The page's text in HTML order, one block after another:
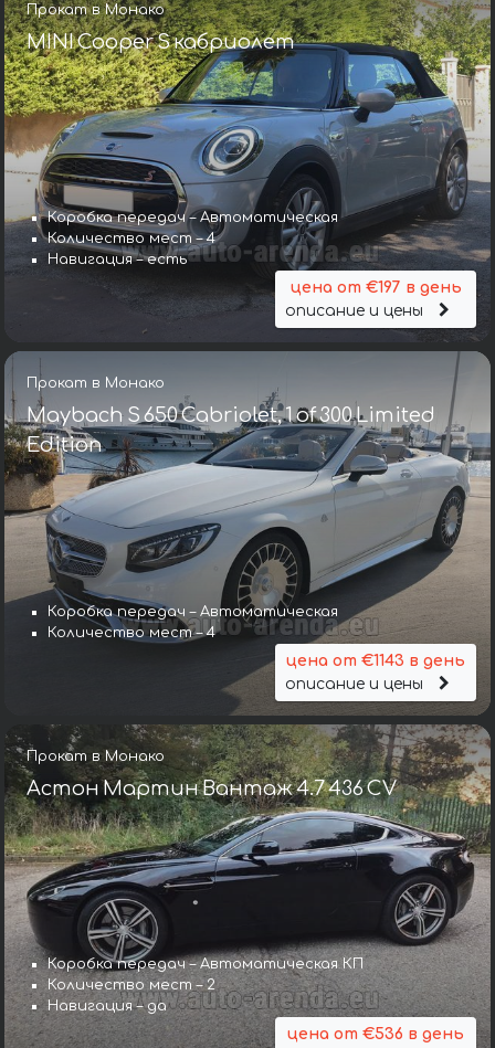
Прокат в Монако
MINI Cooper S кабриолет
Коробка передач – Автоматическая
Количество мест – 4
Навигация – есть
цена от €197 в день
описание и цены
Прокат в Монако
Maybach S 650 Cabriolet, 1 of 300 Limited
Edition
Коробка передач – Автоматическая
Количество мест – 4
цена от €1143 в день
описание и цены
Прокат в Монако
Астон Мартин Вантаж 4.7 436 CV
Коробка передач – Автоматическая КП
Количество мест – 2
Навигация – да
цена от €536 в день